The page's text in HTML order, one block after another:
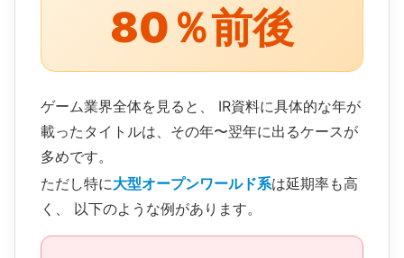
80％前後
ゲーム業界全体を見ると、 IR資料に具体的な年が
載ったタイトルは、その年〜翌年に出るケースが
多めです。
ただし特に大型オープンワールド系は延期率も高
く、 以下のような例があります。